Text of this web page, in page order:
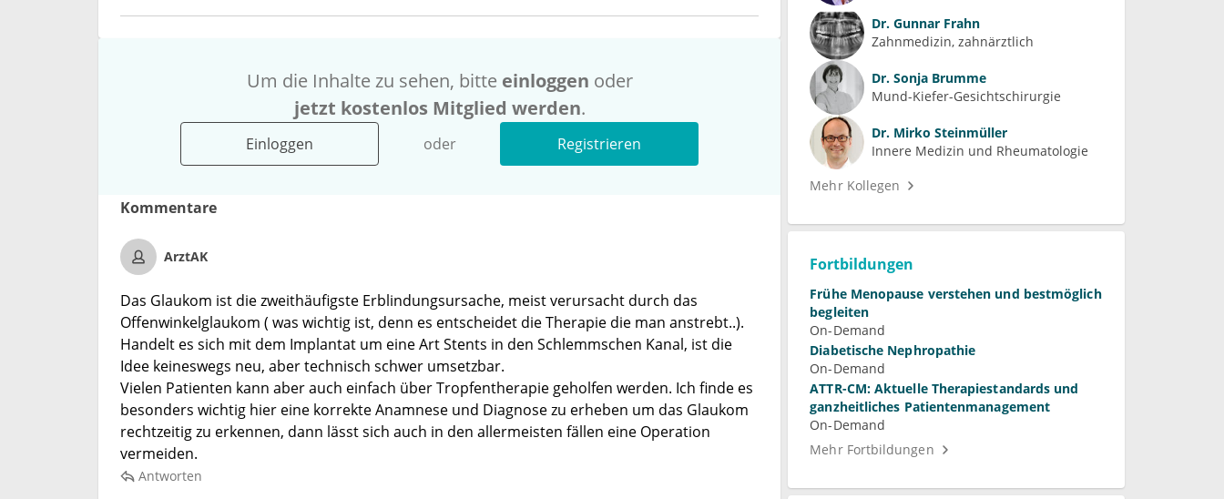
Um die Inhalte zu sehen, bitte einloggen oder
jetzt kostenlos Mitglied werden.
Einloggen oder Registrieren
Kommentare
ArztAK
Das Glaukom ist die zweithäufigste Erblindungsursache, meist verursacht durch das
Offenwinkelglaukom ( was wichtig ist, denn es entscheidet die Therapie die man anstrebt..).
Handelt es sich mit dem Implantat um eine Art Stents in den Schlemmschen Kanal, ist die
Idee keineswegs neu, aber technisch schwer umsetzbar.
Vielen Patienten kann aber auch einfach über Tropfentherapie geholfen werden. Ich finde es
besonders wichtig hier eine korrekte Anamnese und Diagnose zu erheben um das Glaukom
rechtzeitig zu erkennen, dann lässt sich auch in den allermeisten fällen eine Operation
vermeiden.
Antworten
Dr. Gunnar Frahn
Zahnmedizin, zahnärztlich
Dr. Sonja Brumme
Mund-Kiefer-Gesichtschirurgie
Dr. Mirko Steinmüller
Innere Medizin und Rheumatologie
Mehr Kollegen
Fortbildungen
Frühe Menopause verstehen und bestmöglich
begleiten
On-Demand
Diabetische Nephropathie
On-Demand
ATTR-CM: Aktuelle Therapiestandards und
ganzheitliches Patientenmanagement
On-Demand
Mehr Fortbildungen